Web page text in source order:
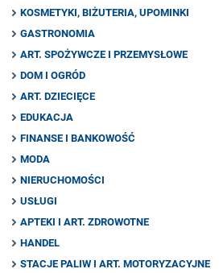
KOSMETYKI, BIŻUTERIA, UPOMINKI
GASTRONOMIA
ART. SPOŻYWCZE I PRZEMYSŁOWE
DOM I OGRÓD
ART. DZIECIĘCE
EDUKACJA
FINANSE I BANKOWOŚĆ
MODA
NIERUCHOMOŚCI
USŁUGI
APTEKI I ART. ZDROWOTNE
HANDEL
STACJE PALIW I ART. MOTORYZACYJNE